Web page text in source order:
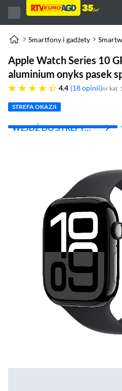
Smartfony i gadżety
Apple Watch Series 10
aluminium onyks pasek
4.4
4.4 gwiazdek 18 opinii nr kat.
STREFA OKAZJI
WEJDŹ DO STREFY